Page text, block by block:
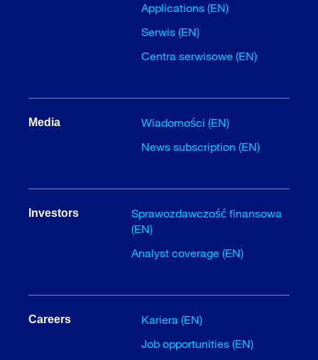
Applications (EN)
Serwis (EN)
Centra serwisowe (EN)
Media
Wiadomości (EN)
News subscription (EN)
Investors
Sprawozdawczość finansowa
(EN)
Analyst coverage (EN)
Careers
Kariera (EN)
Job opportunities (EN)